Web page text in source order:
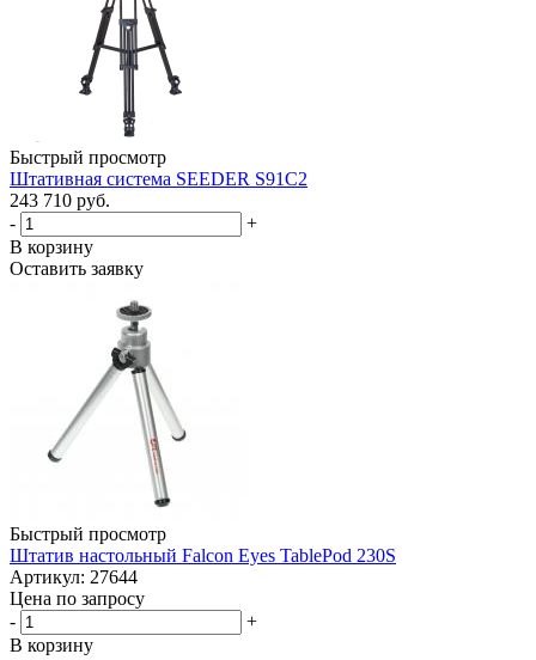
Быстрый просмотр
Штативная система SEEDER S91C2
243 710 руб.
-
+
В корзину
Оставить заявку
Быстрый просмотр
Штатив настольный Falcon Eyes TablePod 230S
Артикул: 27644
Цена по запросу
-
+
В корзину